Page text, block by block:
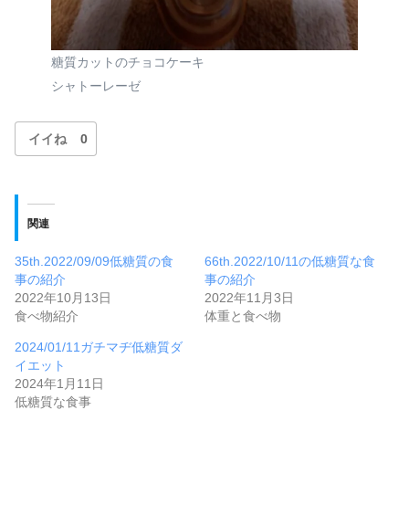
糖質カットのチョコケーキ
シャトーレーゼ
イイね 0
関連
35th.2022/09/09低糖質の食
事の紹介
2022年10月13日
食べ物紹介
66th.2022/10/11の低糖質な食
事の紹介
2022年11月3日
体重と食べ物
2024/01/11ガチマヂ低糖質ダ
イエット
2024年1月11日
低糖質な食事